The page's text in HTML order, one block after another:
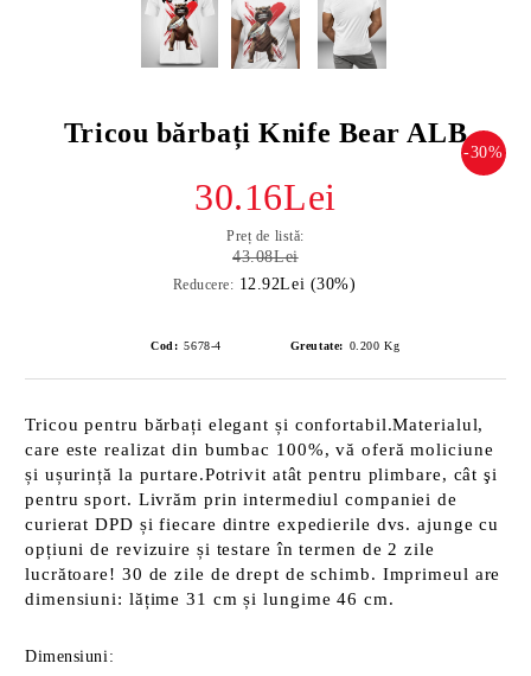
Tricou bărbați Knife Bear ALB
-30%
30.16Lei
Preț de listă:
43.08Lei
Reducere: 12.92Lei (30%)
Cod: 5678-4 Greutate: 0.200 Kg
Tricou pentru bărbați elegant și confortabil.Materialul,
care este realizat din bumbac 100%, vă oferă moliciune
și ușurință la purtare.Potrivit atât pentru plimbare, cât şi
pentru sport. Livrăm prin intermediul companiei de
curierat DPD și fiecare dintre expedierile dvs. ajunge cu
opțiuni de revizuire și testare în termen de 2 zile
lucrătoare! 30 de zile de drept de schimb. Imprimeul are
dimensiuni: lățime 31 cm și lungime 46 cm.
Dimensiuni: